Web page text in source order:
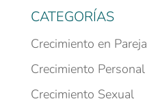
CATEGORÍAS
Crecimiento en Pareja
Crecimiento Personal
Crecimiento Sexual